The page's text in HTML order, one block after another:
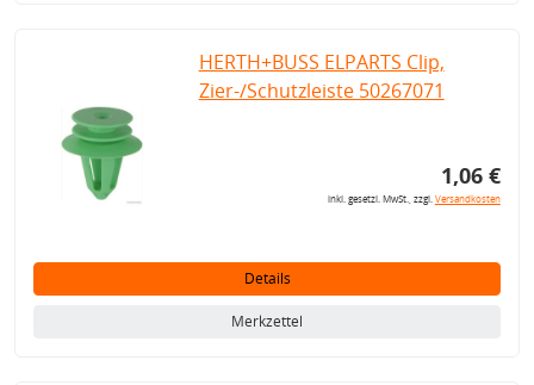
HERTH+BUSS ELPARTS Clip,
Zier-/Schutzleiste 50267071
1,06 €
inkl. gesetzl. MwSt., zzgl.Versandkosten
Details
Merkzettel